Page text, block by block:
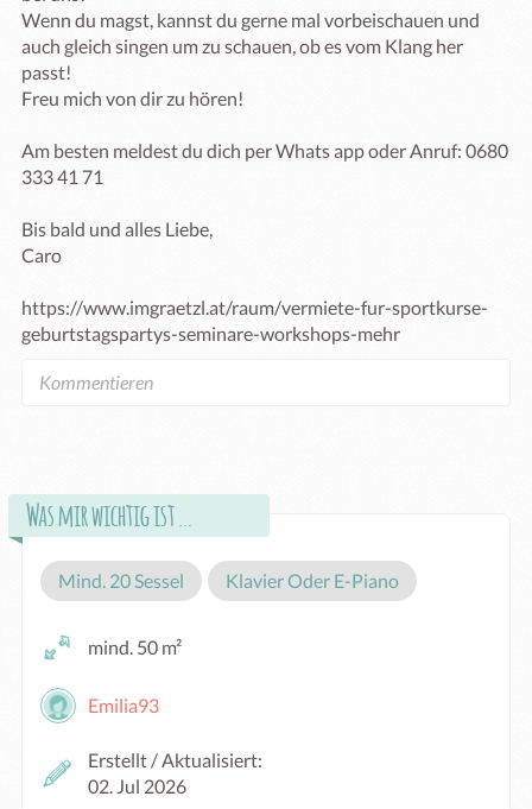
Wenn du magst, kannst du gerne mal vorbeischauen und
auch gleich singen um zu schauen, ob es vom Klang her
passt!
Freu mich von dir zu hören!
Am besten meldest du dich per Whats app oder Anruf: 0680
333 41 71
Bis bald und alles Liebe,
Caro
https://www.imgraetzl.at/raum/vermiete-fur-sportkurse-
geburtstagspartys-seminare-workshops-mehr
Was mir wichtig ist …
Mind. 20 Sessel Klavier Oder E-Piano
mind. 50 m²
Emilia93
Erstellt / Aktualisiert:
02. Jul 2026